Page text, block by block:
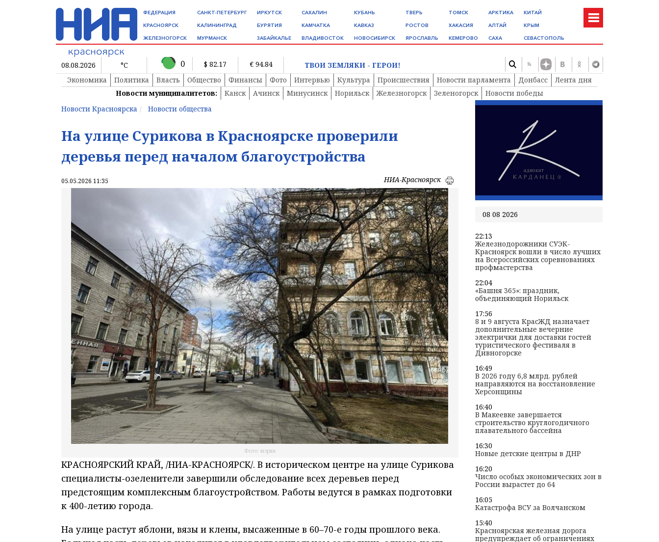
ФЕДЕРАЦИЯ
КРАСНОЯРСК
ЖЕЛЕЗНОГОРСК
САНКТ-ПЕТЕРБУРГ
КАЛИНИНГРАД
МУРМАНСК
ИРКУТСК
БУРЯТИЯ
ЗАБАЙКАЛЬЕ
САХАЛИН
КАМЧАТКА
ВЛАДИВОСТОК
КУБАНЬ
КАВКАЗ
НОВОСИБИРСК
ТВЕРЬ
РОСТОВ
ЯРОСЛАВЛЬ
ТОМСК
ХАКАСИЯ
КЕМЕРОВО
АРКТИКА
АЛТАЙ
САХА
КИТАЙ
КРЫМ
СЕВАСТОПОЛЬ
08.08.2026 °C 0 $ 82.17 € 94.84
ТВОИ ЗЕМЛЯКИ - ГЕРОИ!
Экономика
Политика Власть Общество Финансы Фото Интервью Культура Происшествия Новости парламента Донбасс
Лента дня
Новости муниципалитетов:
Канск Ачинск Минусинск Норильск Железногорск Зеленогорск
Новости победы
Новости Красноярска
Новости общества
На улице Сурикова в Красноярске проверили
деревья перед началом благоустройства
05.05.2026 11:35 НИА-Красноярск
Фото: мэрия
КРАСНОЯРСКИЙ КРАЙ, /НИА-КРАСНОЯРСК/. В историческом центре на улице Сурикова
специалисты-озеленители завершили обследование всех деревьев перед
предстоящим комплексным благоустройством. Работы ведутся в рамках подготовки
к 400-летию города.
На улице растут яблони, вязы и клены, высаженные в 60–70-е годы прошлого века.
08 08 2026
22:13
Железнодорожники СУЭК-
Красноярск вошли в число лучших
на Всероссийских соревнованиях
профмастерства
22:04
«Башня 365»: праздник,
объединяющий Норильск
17:56
8 и 9 августа КрасЖД назначает
дополнительные вечерние
электрички для доставки гостей
туристического фестиваля в
Дивногорске
16:49
В 2026 году 6,8 млрд. рублей
направляются на восстановление
Херсонщины
16:40
В Макеевке завершается
строительство круглогодичного
плавательного бассейна
16:30
Новые детские центры в ДНР
16:20
Число особых экономических зон в
России вырастет до 64
16:05
Катастрофа ВСУ за Волчанском
15:40
Красноярская железная дорога
предупреждает об ограничениях